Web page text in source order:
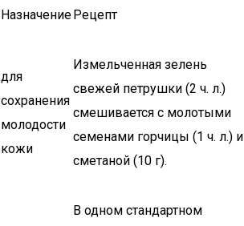
НазначениеРецепт
для
сохранения
молодости
кожи
Измельченная зелень
свежей петрушки (2 ч. л.)
смешивается с молотыми
семенами горчицы (1 ч. л.) и
сметаной (10 г).
В одном стандартном